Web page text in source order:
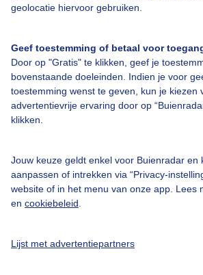
geolocatie hiervoor gebruiken.
Geef toestemming of betaal voor
Door op "Gratis" te klikken, geef je
bovenstaande doeleinden. Indien je voor
toestemming wenst te geven, kun je kiezen
advertentievrije ervaring door op
klikken.
Jouw keuze geldt enkel voor Buienradar en
aanpassen of intrekken via “Privacy-
website of in het menu van onze app. Lees
en cookiebeleid
Lijst met advertentiepartners
Bedrijfsgegevens
Veelgestelde vragen
Contact
Gebruikersvoorwaarden
Adverteren